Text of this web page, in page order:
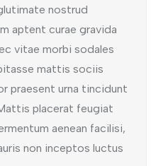
nostrud
aptent curae gravida
vitae morbi sodales
mattis sociis
praesent urna tincidunt
placerat feugiat
aenean facilisi,
non inceptos luctus